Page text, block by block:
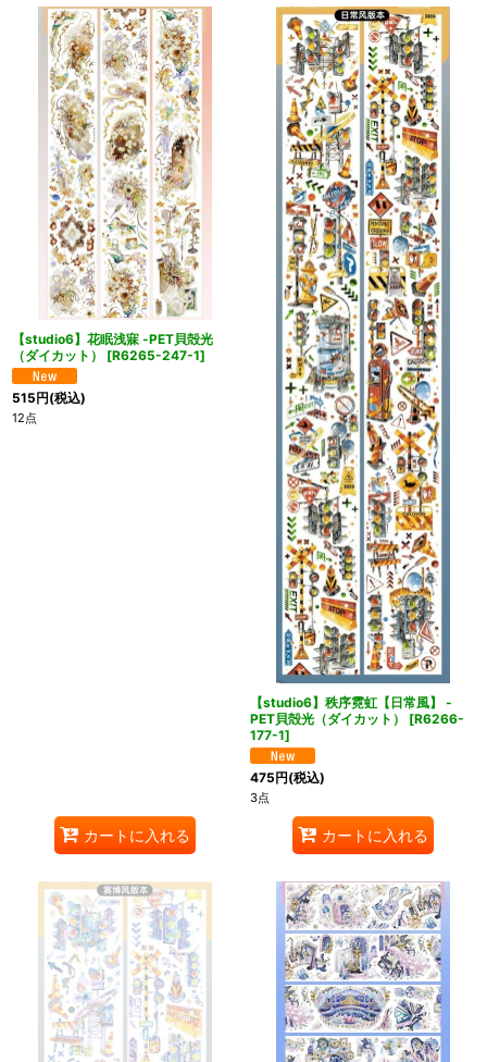
【studio6】花眠浅寐 -PET貝殻光
（ダイカット）
[R6265-247-1]
515円(税込)
12点
カートに入れる
【studio6】秩序霓虹【日常風】 -
PET貝殻光（ダイカット）
[R6266-
177-1]
475円(税込)
3点
カートに入れる